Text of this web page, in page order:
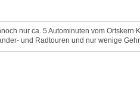
nur ca. 5 Autominuten vom
und Radtouren und nur wenige